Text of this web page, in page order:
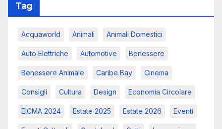
Tag
Acquaworld Animali Animali Domestici
Auto Elettriche Automotive Benessere
Benessere Animale Caribe Bay Cinema
Consigli Cultura Design Economia Circolare
EICMA 2024 Estate 2025 Estate 2026 Eventi